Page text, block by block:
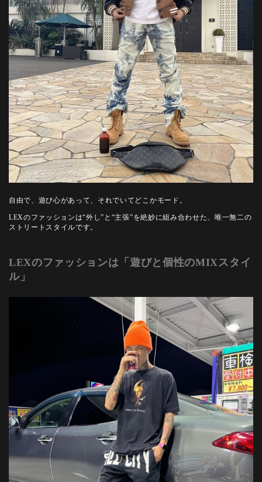
自由で、遊び心があって、それでいてどこかモード。
LEXのファッションは“外し”と“主張”を絶妙に組み合わせた、唯一無二の
ストリートスタイルです。
LEXのファッションは「遊びと個性のMIXスタイ
ル」